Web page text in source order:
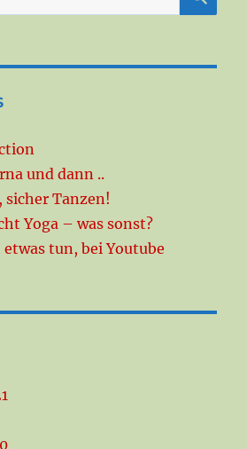
und dann ..
sicher Tanzen!
Yoga – was sonst?
tun, bei Youtube